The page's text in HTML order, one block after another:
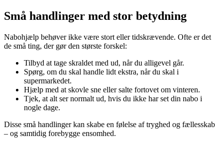
Små handlinger med stor betydning
Nabohjælp behøver ikke være stort eller tidskrævende. Ofte er det
de små ting, der gør den største forskel:
Tilbyd at tage skraldet med ud, når du alligevel går.
Spørg, om du skal handle lidt ekstra, når du skal i
supermarkedet.
Hjælp med at skovle sne eller salte fortovet om vinteren.
Tjek, at alt ser normalt ud, hvis du ikke har set din nabo i
nogle dage.
Disse små handlinger kan skabe en følelse af tryghed og fællesskab
– og samtidig forebygge ensomhed.